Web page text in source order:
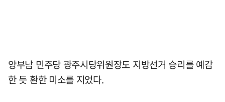
양부남 민주당 광주시당위원장도 지방선거 승리를 예감
한 듯 환한 미소를 지었다.